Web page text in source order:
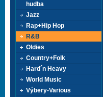
hudba
Jazz
Rap+Hip Hop
R&B
Oldies
Country+Folk
Hard´n Heavy
World Music
Výbery-Various